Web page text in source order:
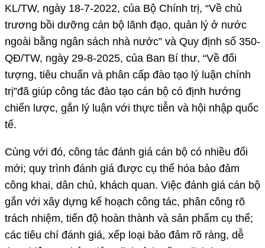
KL/TW, ngày 18-7-2022, của Bộ Chính trị, “Về chủ
trương bồi dưỡng cán bộ lãnh đạo, quản lý ở nước
ngoài bằng ngân sách nhà nước” và Quy định số 350-
QĐ/TW, ngày 29-8-2025, của Ban Bí thư, “Về đối
tượng, tiêu chuẩn và phân cấp đào tạo lý luận chính
trị”đã giúp công tác đào tạo cán bộ có định hướng
chiến lược, gắn lý luận với thực tiễn và hội nhập quốc
tế.
Cùng với đó, công tác đánh giá cán bộ có nhiều đổi
mới; quy trình đánh giá được cụ thể hóa bảo đảm
công khai, dân chủ, khách quan. Việc đánh giá cán bộ
gắn với xây dựng kế hoạch công tác, phân công rõ
trách nhiệm, tiến độ hoàn thành và sản phẩm cụ thể;
các tiêu chí đánh giá, xếp loại bảo đảm rõ ràng, dễ